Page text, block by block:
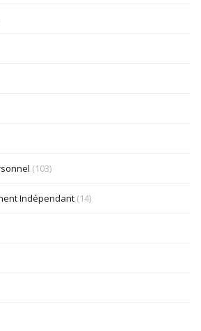
(103)
Indépendant (14)